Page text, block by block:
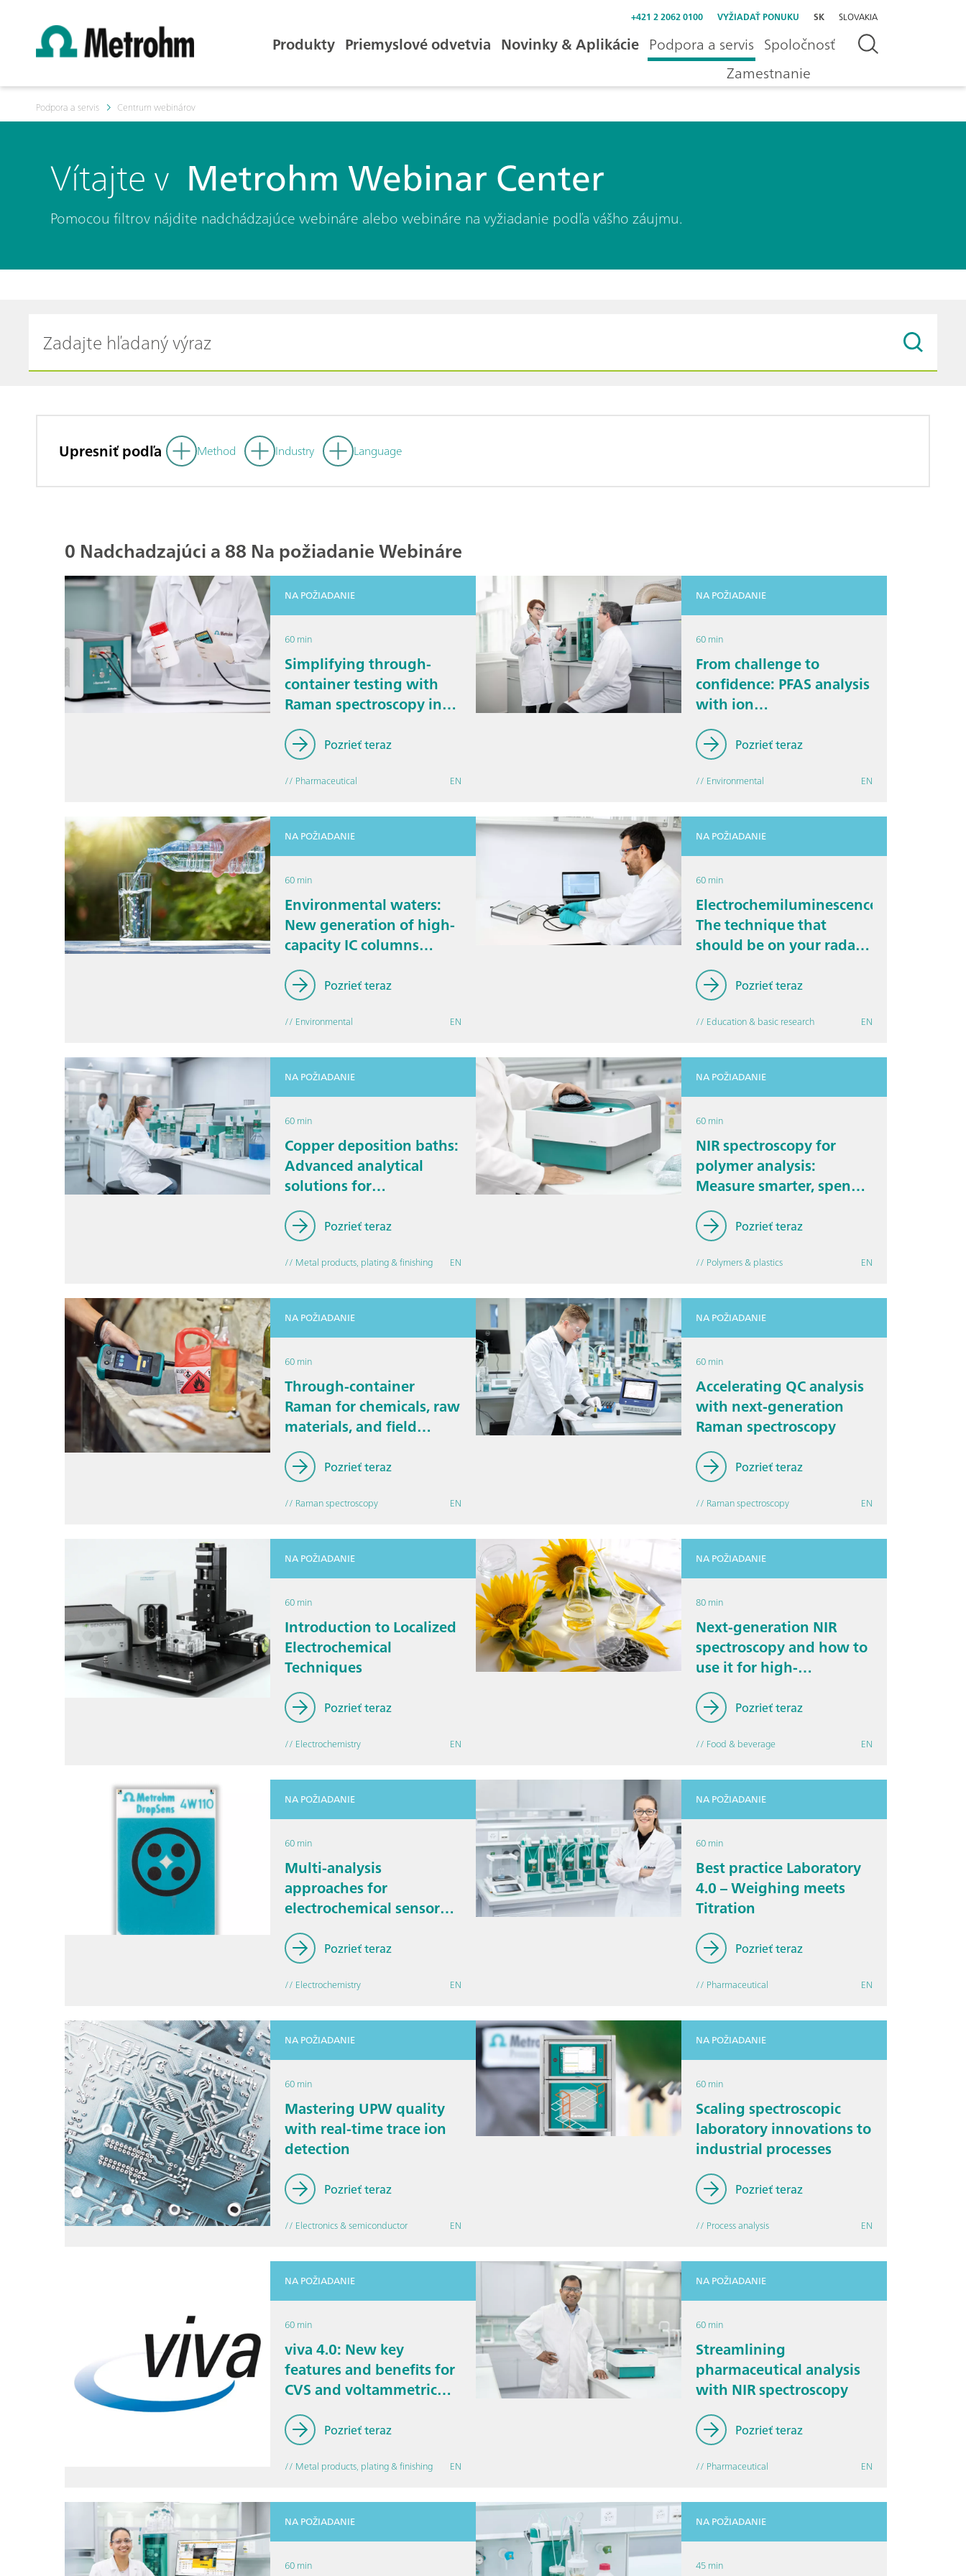
+421 2 2062 0100 VYŽIADAŤ PONUKU SK SLOVAKIA
Produkty Priemyslové odvetvia Novinky & Aplikácie Podpora a servis Spoločnosť
Zamestnanie
Podpora a servis Centrum webinárov
Vítajte v Metrohm Webinar Center
Pomocou filtrov nájdite nadchádzajúce webináre alebo webináre na vyžiadanie podľa vášho záujmu.
Upresniť podľa Method Industry Language
0 Nadchadzajúci a 88 Na požiadanie Webináre
NA POŽIADANIE
60 min
Simplifying through-
container testing with
Raman spectroscopy in
the pharmaceutical
industryPozrieť teraz
// Pharmaceutical EN
NA POŽIADANIE
60 min
From challenge to
confidence: PFAS analysis
with ion
chromatography-based
techniques
Pozrieť teraz
// Environmental EN
NA POŽIADANIE
60 min
Environmental waters:
New generation of high-
capacity IC columns
makes analysis more
efficientPozrieť teraz
// Environmental EN
NA POŽIADANIE
60 min
Electrochemiluminescence:
The technique that
should be on your radar
for sensor development
Pozrieť teraz
// Education & basic research EN
NA POŽIADANIE
60 min
Copper deposition baths:
Advanced analytical
solutions for
development and
monitoring
Pozrieť teraz
// Metal products, plating & finishing EN
NA POŽIADANIE
60 min
NIR spectroscopy for
polymer analysis:
Measure smarter, spend
less
Pozrieť teraz
// Polymers & plastics EN
NA POŽIADANIE
60 min
Through-container
Raman for chemicals, raw
materials, and field
response
Pozrieť teraz
// Raman spectroscopy EN
NA POŽIADANIE
60 min
Accelerating QC analysis
with next-generation
Raman spectroscopy
Pozrieť teraz
// Raman spectroscopy EN
NA POŽIADANIE
60 min
Introduction to Localized
Electrochemical
Techniques
Pozrieť teraz
// Electrochemistry EN
NA POŽIADANIE
80 min
Next-generation NIR
spectroscopy and how to
use it for high-
throughput food testing
Pozrieť teraz
// Food & beverage EN
NA POŽIADANIE
60 min
Multi-analysis
approaches for
electrochemical sensor
optimization
Pozrieť teraz
// Electrochemistry EN
NA POŽIADANIE
60 min
Best practice Laboratory
4.0 – Weighing meets
Titration
Pozrieť teraz
// Pharmaceutical EN
NA POŽIADANIE
60 min
Mastering UPW quality
with real-time trace ion
detection
Pozrieť teraz
// Electronics & semiconductor EN
NA POŽIADANIE
60 min
Scaling spectroscopic
laboratory innovations to
industrial processes
Pozrieť teraz
// Process analysis EN
NA POŽIADANIE
60 min
viva 4.0: New key
features and benefits for
CVS and voltammetric
trace analysis
Pozrieť teraz
// Metal products, plating & finishing EN
NA POŽIADANIE
60 min
Streamlining
pharmaceutical analysis
with NIR spectroscopy
Pozrieť teraz
// Pharmaceutical EN
NA POŽIADANIE
60 min
NA POŽIADANIE
45 min